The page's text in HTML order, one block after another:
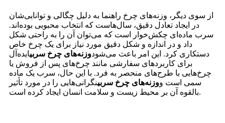
از سوی دیگر، وزنه‌های چرخ راهنما به دلیل چگالی و توانایی‌شان
در ایجاد تعادل دقیق، سال‌هاست که انتخاب محبوبی بوده‌اند.
سرب ماده‌ای چکش‌خوار است که می‌توان آن را به راحتی شکل
داد و در اندازه و شکل دقیق مورد نیاز برای یک چرخ خاص
دستکاری کرد. این امر باعث می‌شودوزنه‌های چرخ سربیایده‌آل
برای کاربردهای سفارشی مانند چرخ‌های پس از فروش یا
چرخ‌هایی با طرح‌های منحصر به فرد. با این حال، سرب یک ماده
سمی است ووزنه‌های چرخ سربینگرانی‌هایی را در مورد تأثیر
بالقوه آن بر محیط زیست و سلامت انسان ایجاد کرده است.